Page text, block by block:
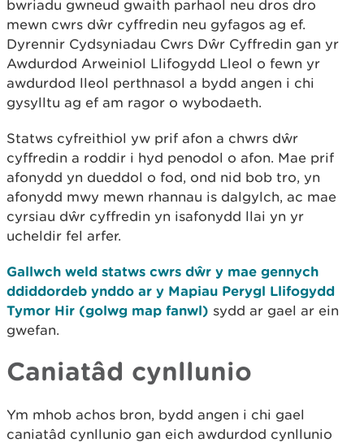
bwriadu gwneud gwaith parhaol neu dros dro
mewn cwrs dŵr cyffredin neu gyfagos ag ef.
Dyrennir Cydsyniadau Cwrs Dŵr Cyffredin gan yr
Awdurdod Arweiniol Llifogydd Lleol o fewn yr
awdurdod lleol perthnasol a bydd angen i chi
gysylltu ag ef am ragor o wybodaeth.
Statws cyfreithiol yw prif afon a chwrs dŵr
cyffredin a roddir i hyd penodol o afon. Mae prif
afonydd yn dueddol o fod, ond nid bob tro, yn
afonydd mwy mewn rhannau is dalgylch, ac mae
cyrsiau dŵr cyffredin yn isafonydd llai yn yr
ucheldir fel arfer.
Gallwch weld statws cwrs dŵr y mae gennych
ddiddordeb ynddo ar y Mapiau Perygl Llifogydd
Tymor Hir (golwg map fanwl) sydd ar gael ar ein
gwefan.
Caniatâd cynllunio
Ym mhob achos bron, bydd angen i chi gael
caniatâd cynllunio gan eich awdurdod cynllunio